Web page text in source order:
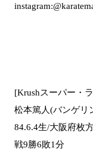
[Krushスーパー・
松本篤人(バンゲリ
84.6.4生/大阪府枚
戦9勝6敗1分